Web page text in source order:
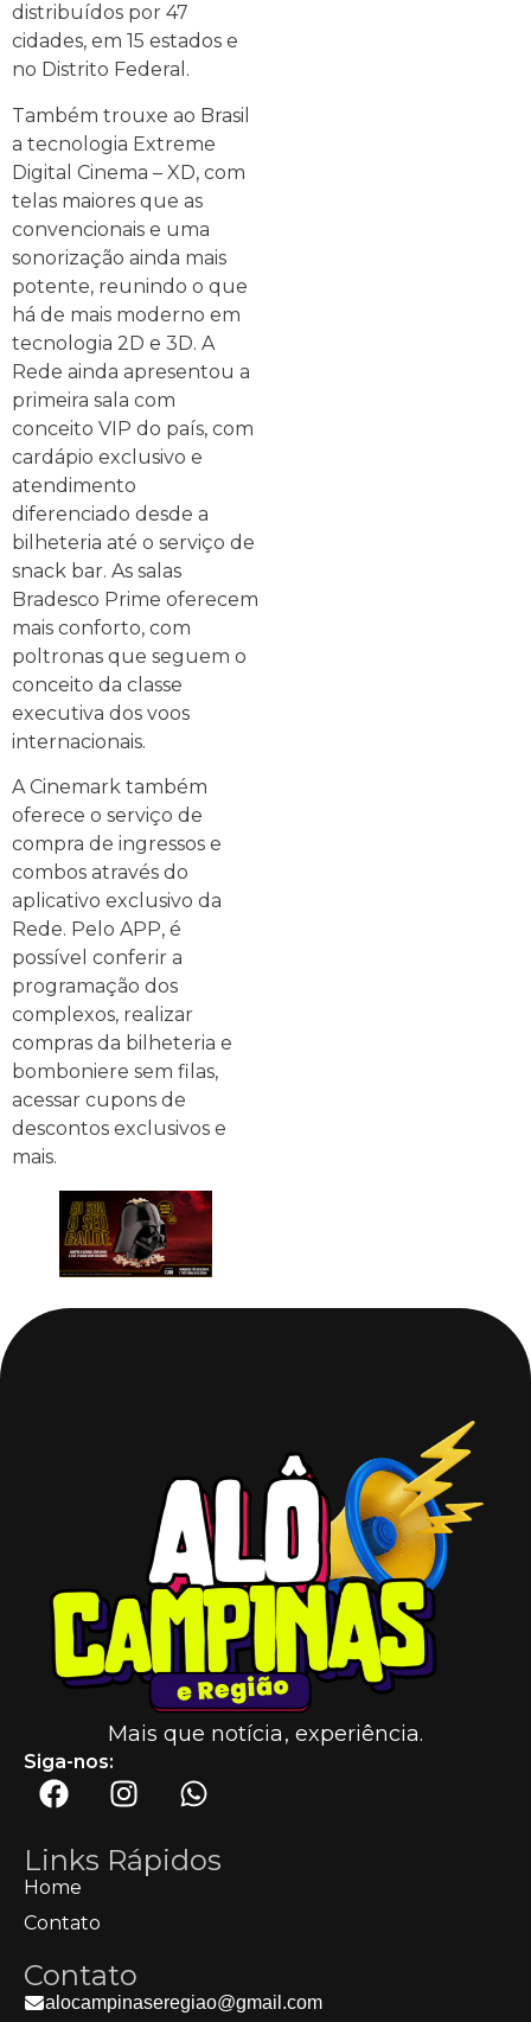
distribuídos por 47
cidades, em 15 estados e
no Distrito Federal.
Também trouxe ao Brasil
a tecnologia Extreme
Digital Cinema – XD, com
telas maiores que as
convencionais e uma
sonorização ainda mais
potente, reunindo o que
há de mais moderno em
tecnologia 2D e 3D. A
Rede ainda apresentou a
primeira sala com
conceito VIP do país, com
cardápio exclusivo e
atendimento
diferenciado desde a
bilheteria até o serviço de
snack bar. As salas
Bradesco Prime oferecem
mais conforto, com
poltronas que seguem o
conceito da classe
executiva dos voos
internacionais.
A Cinemark também
oferece o serviço de
compra de ingressos e
combos através do
aplicativo exclusivo da
Rede. Pelo APP, é
possível conferir a
programação dos
complexos, realizar
compras da bilheteria e
bomboniere sem filas,
acessar cupons de
descontos exclusivos e
mais.
Mais que notícia, experiência.
Siga-nos:
Links Rápidos
Home
Contato
Contato
alocampinaseregiao@gmail.com